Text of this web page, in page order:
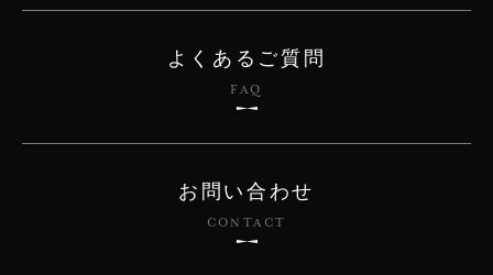
よくあるご質問
FAQ
お問い合わせ
CONTACT